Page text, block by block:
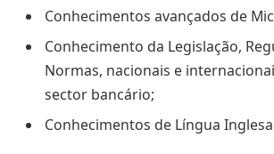
Conhecimentos avançados de
Conhecimento da Legislação,
Normas, nacionais e
sector bancário;
Conhecimentos de Língua